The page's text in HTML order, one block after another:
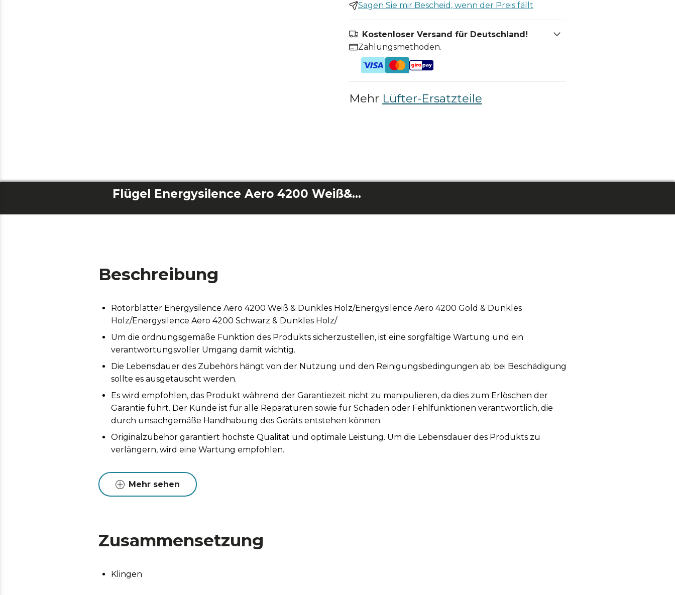
Sagen Sie mir Bescheid, wenn der Preis fällt
Kostenloser Versand für Deutschland!
Zahlungsmethoden.
Mehr Lüfter-Ersatzteile
Flügel Energysilence Aero 4200 Weiß&Dunkelholz/Energysilence Aero 4200 Gold&Dunkelholz/Energysilence Aero 4200 Schwarz&Dunkelholz/
Beschreibung
Rotorblätter Energysilence Aero 4200 Weiß & Dunkles Holz/Energysilence Aero 4200 Gold & Dunkles
Holz/Energysilence Aero 4200 Schwarz & Dunkles Holz/
Um die ordnungsgemäße Funktion des Produkts sicherzustellen, ist eine sorgfältige Wartung und ein
verantwortungsvoller Umgang damit wichtig.
Die Lebensdauer des Zubehörs hängt von der Nutzung und den Reinigungsbedingungen ab; bei Beschädigung
sollte es ausgetauscht werden.
Es wird empfohlen, das Produkt während der Garantiezeit nicht zu manipulieren, da dies zum Erlöschen der
Garantie führt. Der Kunde ist für alle Reparaturen sowie für Schäden oder Fehlfunktionen verantwortlich, die
durch unsachgemäße Handhabung des Geräts entstehen können.
Originalzubehör garantiert höchste Qualität und optimale Leistung. Um die Lebensdauer des Produkts zu
verlängern, wird eine Wartung empfohlen.
Mehr sehen
Zusammensetzung
Klingen